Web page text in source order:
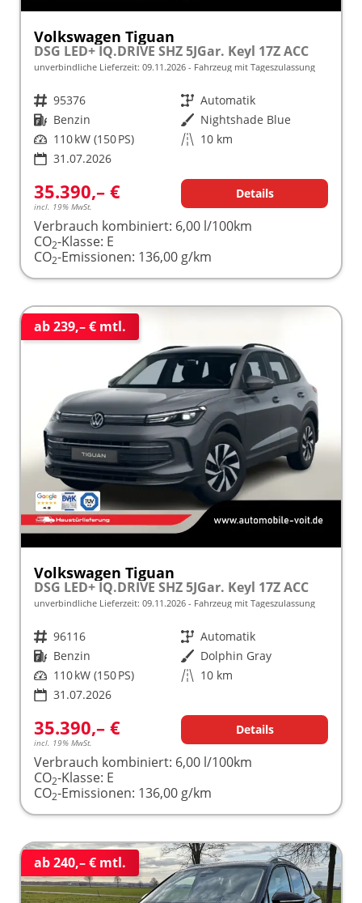
Volkswagen Tiguan
DSG LED+ IQ.DRIVE SHZ 5JGar. Keyl 17Z ACC
unverbindliche Lieferzeit: 09.11.2026 Fahrzeug mit Tageszulassung
Fahrzeugnr. 95376 Getriebe Automatik
Kraftstoff Benzin Außenfarbe Nightshade Blue
Leistung 110 kW (150 PS) Kilometerstand 10 km
31.07.2026
35.390,– €
incl. 19% MwSt.
Details
Verbrauch kombiniert: 6,00 l/100km
CO2-Klasse: E
CO2-Emissionen: 136,00 g/km
ab 239,– € mtl.
Volkswagen Tiguan
DSG LED+ IQ.DRIVE SHZ 5JGar. Keyl 17Z ACC
unverbindliche Lieferzeit: 09.11.2026 Fahrzeug mit Tageszulassung
Fahrzeugnr. 96116 Getriebe Automatik
Kraftstoff Benzin Außenfarbe Dolphin Gray
Leistung 110 kW (150 PS) Kilometerstand 10 km
31.07.2026
35.390,– €
incl. 19% MwSt.
Details
Verbrauch kombiniert: 6,00 l/100km
CO2-Klasse: E
CO2-Emissionen: 136,00 g/km
ab 240,– € mtl.